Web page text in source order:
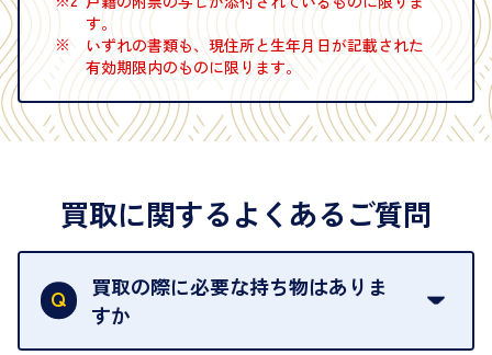
す。
※
いずれの書類も、現住所と生年月日が記載された
有効期限内のものに限ります。
買取に関するよくあるご質問
買取の際に必要な持ち物はありま
すか